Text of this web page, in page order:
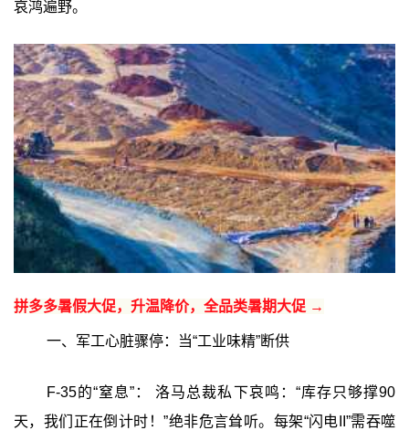
哀鸿遍野。
拼多多暑假大促，升温降价，全品类暑期大促 →
一、军工心脏骤停：当“工业味精”断供
F-35的“窒息”： 洛马总裁私下哀鸣：“库存只够撑90
天，我们正在倒计时！”绝非危言耸听。每架“闪电II”需吞噬